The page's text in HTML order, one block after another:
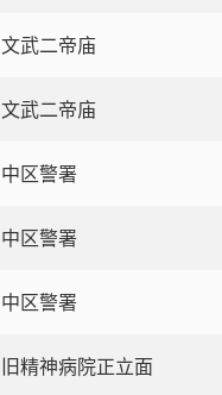
文武二帝庙
文武二帝庙
中区警署
中区警署
中区警署
旧精神病院正立面